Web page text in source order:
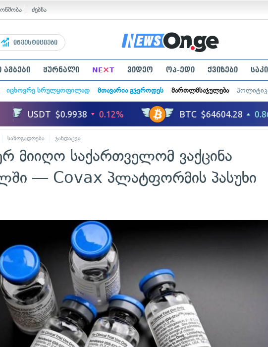
ძებნა
ინვესტიციები
ამბები ჟურნალი NE×T ვიდეო ოპ-ედი ქვიზები
იცხოვრე სრულყოფილად მთავარია გჯეროდეს მართლმსაჯულება
საზოგადოება ჯანდაცვა
მიიღო საქართველომ ვაქცინა
— Covax პლატფორმის პასუხი